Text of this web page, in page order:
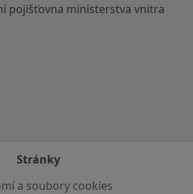
pojišťovna ministerstva vnitra
Stránky
a soubory cookies